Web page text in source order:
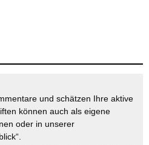
und schätzen Ihre aktive
können auch als eigene
oder in unserer